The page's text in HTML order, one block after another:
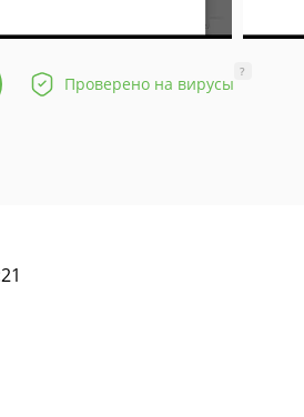
Проверено на вирусы
?